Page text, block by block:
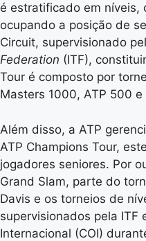
é estratificado em níveis,
ocupando a posição de
Circuit, supervisionado
Federation (ITF),
Tour é composto por
Masters 1000, ATP 500 e
Além disso, a ATP
ATP Champions Tour,
jogadores seniores. Por
Grand Slam, parte do
Davis e os torneios de
supervisionados pela ITF
Internacional (COI)